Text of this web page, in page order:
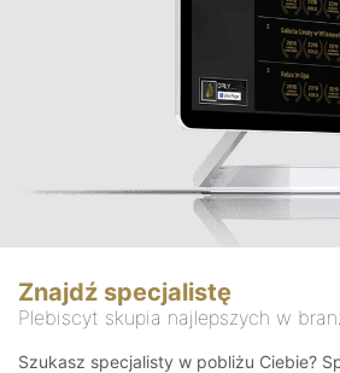
Znajdź specjalistę
Plebiscyt skupia najlepszych w
Szukasz specjalisty w pobliżu Ciebie?